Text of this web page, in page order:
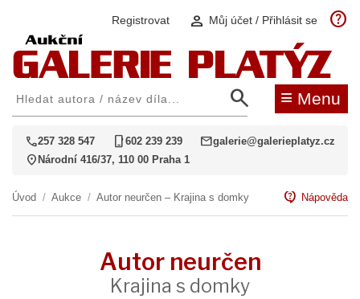
Registrovat person Můj účet / Přihlásit se help
search ≡ Menu
call257 328 547 phone_iphone602 239 239 mailgalerie@galerieplatyz.cz
location_on Národní 416/37, 110 00 Praha 1
Úvod / Aukce / Autor neurčen – Krajina s domky contact_support Nápověda
Autor neurčen
Krajina s domky